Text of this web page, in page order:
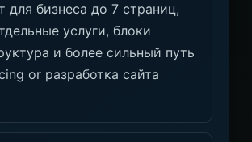
для бизнеса до 7 страниц,
услуги, блоки
и более сильный путь
or разработка сайта